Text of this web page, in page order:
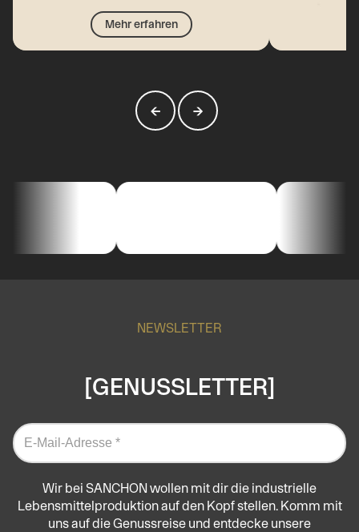
Mehr erfahren
← →
NEWSLETTER
[GENUSSLETTER]
Wir bei SANCHON wollen mit dir die industrielle
Lebensmittelproduktion auf den Kopf stellen. Komm mit
uns auf die Genussreise und entdecke unsere